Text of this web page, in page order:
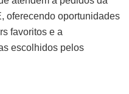
oferecendo oportunidades
favoritos e a
escolhidos pelos